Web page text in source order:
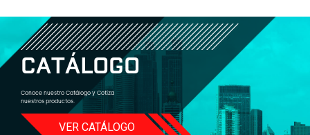
CATÁLOGO
Conoce nuestro Catálogo y Cotiza
nuestros productos.
VER CATÁLOGO